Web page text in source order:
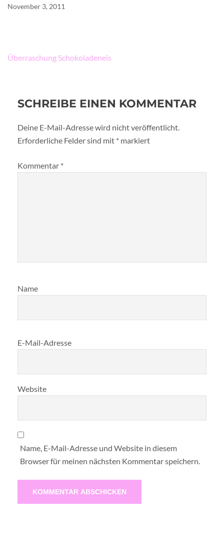
November 3, 2011
Beitragsnavigation
Überraschung Schokoladeneis
SCHREIBE EINEN KOMMENTAR
Deine E-Mail-Adresse wird nicht veröffentlicht.
Erforderliche Felder sind mit * markiert
Kommentar *
Name
E-Mail-Adresse
Website
Name, E-Mail-Adresse und Website in diesem
Browser für meinen nächsten Kommentar speichern.